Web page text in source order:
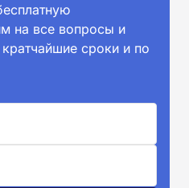
на все вопросы и
сроки и по